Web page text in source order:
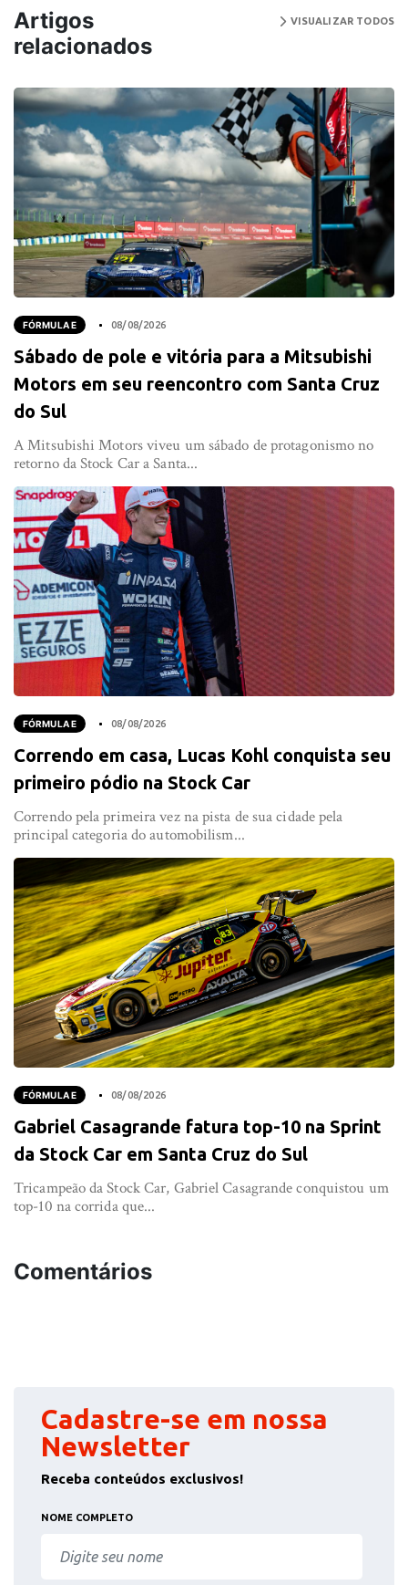
Artigos
relacionados
VISUALIZAR TODOS
FÓRMULA E 08/08/2026
Sábado de pole e vitória para a Mitsubishi
Motors em seu reencontro com Santa Cruz
do Sul
A Mitsubishi Motors viveu um sábado de protagonismo no
retorno da Stock Car a Santa...
FÓRMULA E 08/08/2026
Correndo em casa, Lucas Kohl conquista seu
primeiro pódio na Stock Car
Correndo pela primeira vez na pista de sua cidade pela
principal categoria do automobilism...
FÓRMULA E 08/08/2026
Gabriel Casagrande fatura top-10 na Sprint
da Stock Car em Santa Cruz do Sul
Tricampeão da Stock Car, Gabriel Casagrande conquistou um
top-10 na corrida que...
Comentários
Cadastre-se em nossa
Newsletter
Receba conteúdos exclusivos!
NOME COMPLETO